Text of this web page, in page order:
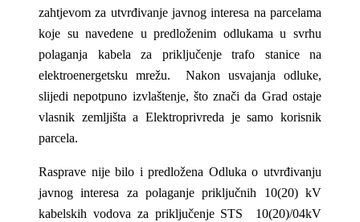
zahtjevom za utvrđivanje javnog interesa na parcelama
koje su navedene u predloženim odlukama u svrhu
polaganja kabela za priključenje trafo stanice na
elektroenergetsku mrežu. Nakon usvajanja odluke,
slijedi nepotpuno izvlaštenje, što znači da Grad ostaje
vlasnik zemljišta a Elektroprivreda je samo korisnik
parcela.
Rasprave nije bilo i predložena Odluka o utvrđivanju
javnog interesa za polaganje priključnih 10(20) kV
kabelskih vodova za priključenje STS 10(20)/04kV